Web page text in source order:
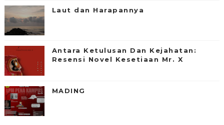
Laut dan Harapannya
Antara Ketulusan Dan Kejahatan:
Resensi Novel Kesetiaan Mr. X
MADING